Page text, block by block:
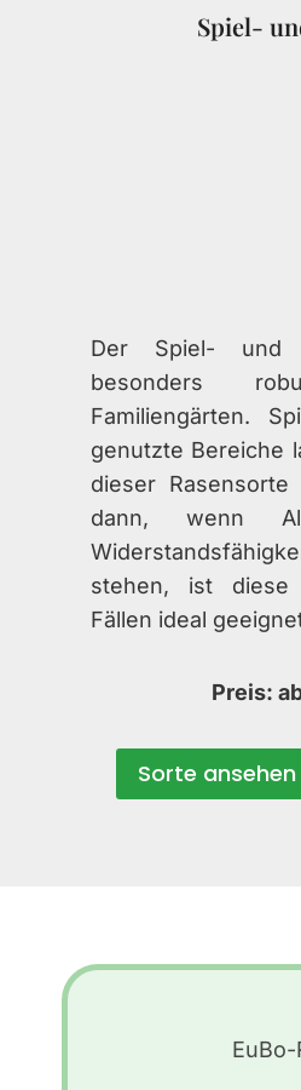
Spiel-
Der Spiel- und
besonders
Familiengärten.
genutzte Bereiche
dieser
dann, wenn
stehen, ist diese
Fällen ideal
Preis:
Sorte